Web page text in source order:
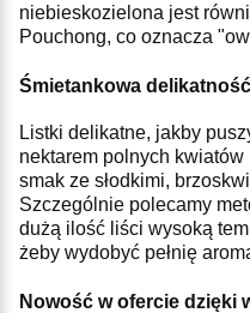
niebieskozielona jest
Pouchong, co oznacza
Śmietankowa
Listki delikatne, jakby
nektarem polnych
smak ze słodkimi,
Szczególnie polecamy
dużą ilość liści wysoką
żeby wydobyć pełnię
Nowość w ofercie dzięki